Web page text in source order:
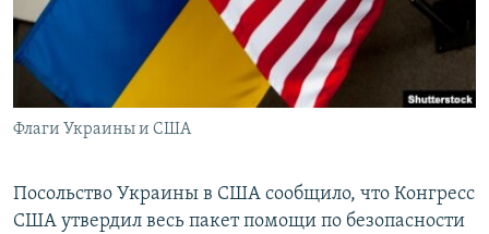
ПОБЕДИТЕЛЕЙ НЕ СУДЯТ?
КРЫМ.НЕПОКОРЕННЫЙ
ELIFBE
УКРАИНСКАЯ ПРОБЛЕМА КРЫМА
ПРИСОЕДИНЯЙТЕСЬ!
Флаги Украины и США
Посольство Украины в США сообщило, что Конгресс
США утвердил весь пакет помощи по безопасности